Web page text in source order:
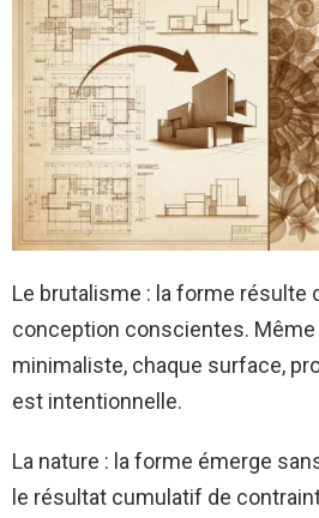
Le brutalisme : la forme résulte
conception conscientes. Même
minimaliste, chaque surface,
est intentionnelle.
La nature : la forme émerge
le résultat cumulatif de